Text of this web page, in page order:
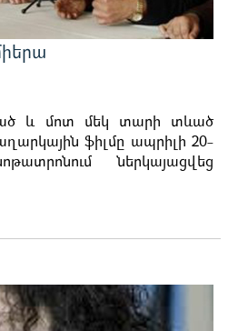
և մոտ մեկ տարի տևած
ֆիլմը ապրիլի 20-
ներկայացվեց